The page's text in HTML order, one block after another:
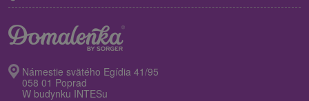
Námestie svätého Egídia 41/95
058 01 Poprad
W budynku INTESu